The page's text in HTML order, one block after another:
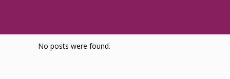
No posts were found.